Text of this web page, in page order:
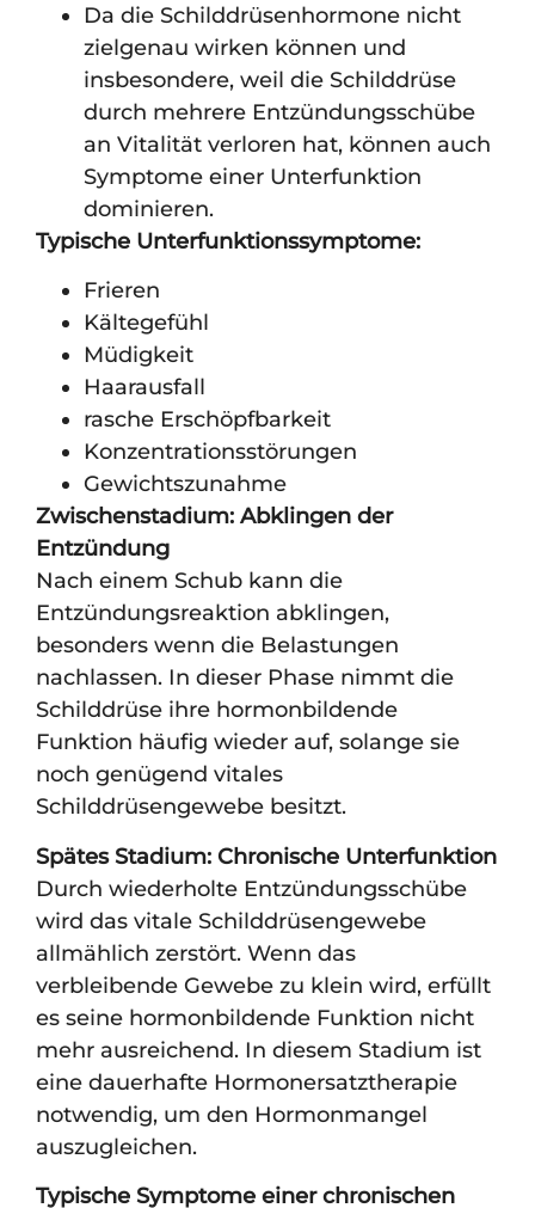
Da die Schilddrüsenhormone nicht
zielgenau wirken können und
insbesondere, weil die Schilddrüse
durch mehrere Entzündungsschübe
an Vitalität verloren hat, können auch
Symptome einer Unterfunktion
dominieren.
Typische Unterfunktionssymptome:
Frieren
Kältegefühl
Müdigkeit
Haarausfall
rasche Erschöpfbarkeit
Konzentrationsstörungen
Gewichtszunahme
Zwischenstadium: Abklingen der
Entzündung
Nach einem Schub kann die
Entzündungsreaktion abklingen,
besonders wenn die Belastungen
nachlassen. In dieser Phase nimmt die
Schilddrüse ihre hormonbildende
Funktion häufig wieder auf, solange sie
noch genügend vitales
Schilddrüsengewebe besitzt.
Spätes Stadium: Chronische Unterfunktion
Durch wiederholte Entzündungsschübe
wird das vitale Schilddrüsengewebe
allmählich zerstört. Wenn das
verbleibende Gewebe zu klein wird, erfüllt
es seine hormonbildende Funktion nicht
mehr ausreichend. In diesem Stadium ist
eine dauerhafte Hormonersatztherapie
notwendig, um den Hormonmangel
auszugleichen.
Typische Symptome einer chronischen